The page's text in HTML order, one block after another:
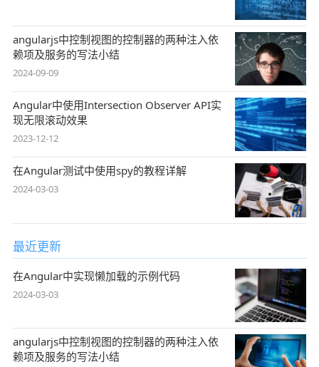
angularjs中控制视图的控制器的两种注入依
赖项及服务的写法小结
2024-09-09
Angular中使用Intersection Observer API实
现无限滚动效果
2023-12-12
在Angular测试中使用spy的教程详解
2024-03-03
最近更新
在Angular中实现懒加载的示例代码
2024-03-03
angularjs中控制视图的控制器的两种注入依
赖项及服务的写法小结